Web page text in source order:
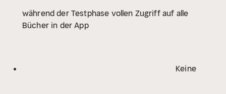
während der Testphase vollen Zugriff auf alle
Bücher in der App
Keine